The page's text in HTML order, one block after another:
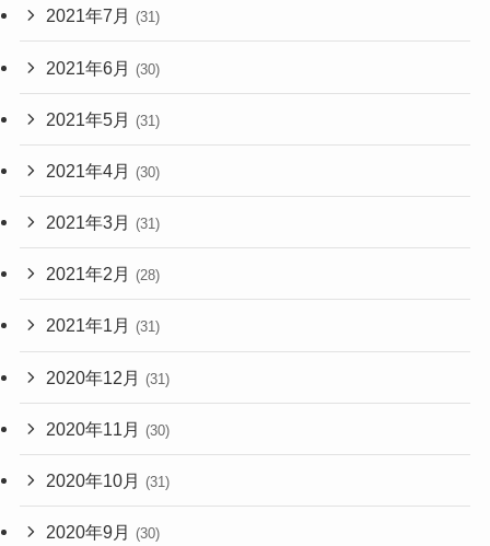
2021年7月 (31)
2021年6月 (30)
2021年5月 (31)
2021年4月 (30)
2021年3月 (31)
2021年2月 (28)
2021年1月 (31)
2020年12月 (31)
2020年11月 (30)
2020年10月 (31)
2020年9月 (30)